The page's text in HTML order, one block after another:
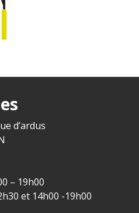
d’ardus
– 19h00
et 14h00 -19h00